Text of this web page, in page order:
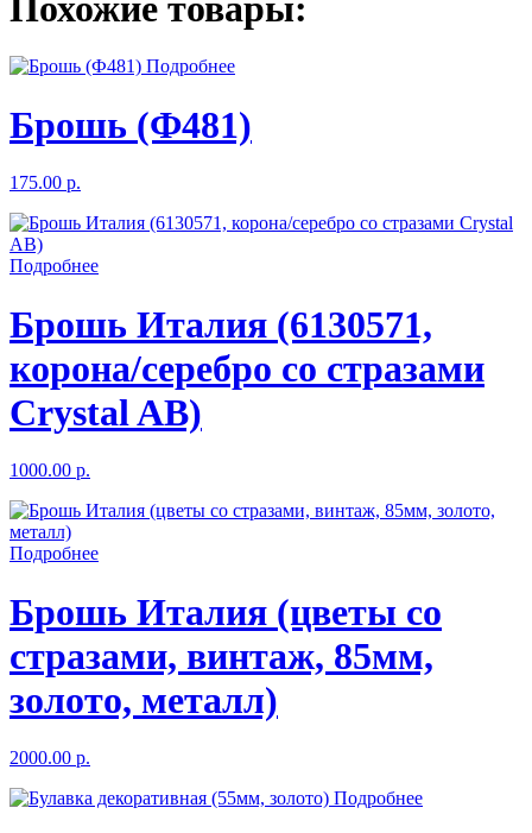
Подробнее
Брошь (Ф481)
175.00 р.
Подробнее
Брошь Италия (6130571,
корона/серебро со стразами
Crystal AB)
1000.00 р.
Подробнее
Брошь Италия (цветы со
стразами, винтаж, 85мм,
золото, металл)
2000.00 р.
Подробнее